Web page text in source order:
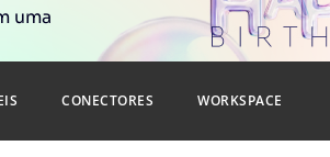
uma
CONECTORES WORKSPACE